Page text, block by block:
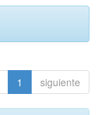
1 siguiente